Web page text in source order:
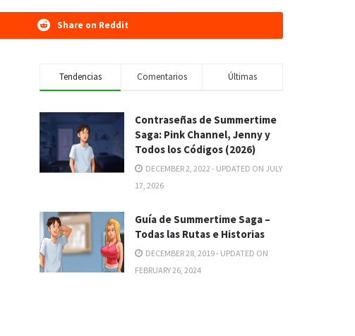
Share on Reddit
Tendencias Comentarios Últimas
Contraseñas de Summertime
Saga: Pink Channel, Jenny y
Todos los Códigos (2026)
DECEMBER 2, 2022 - UPDATED ON JULY
17, 2026
Guía de Summertime Saga –
Todas las Rutas e Historias
DECEMBER 28, 2019 - UPDATED ON
FEBRUARY 26, 2024